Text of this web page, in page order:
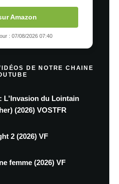
Amazon
: 07/08/2026 07:40
DE NOTRE CHAINE
L'Invasion du Lointain
(2026) VOSTFR
2 (2026) VF
femme (2026) VF